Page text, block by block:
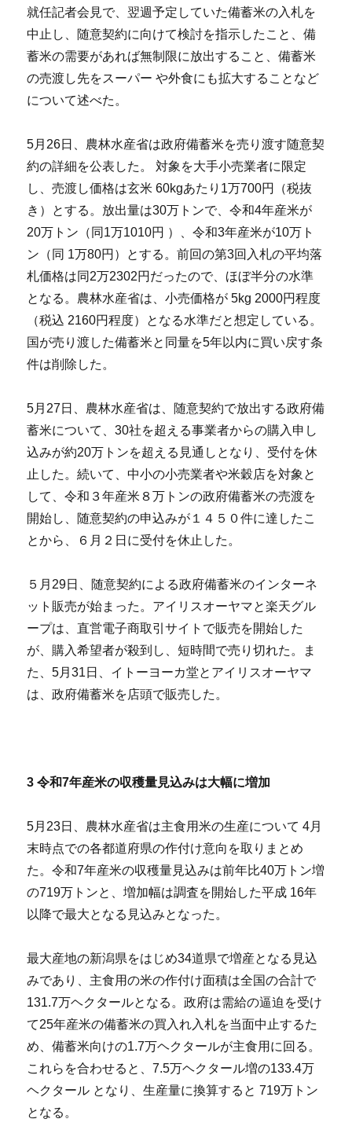
就任記者会見で、翌週予定していた備蓄米の入札を
中止し、随意契約に向けて検討を指示したこと、備
蓄米の需要があれば無制限に放出すること、備蓄米
の売渡し先をスーパー や外食にも拡大することなど
について述べた。
5月26日、農林水産省は政府備蓄米を売り渡す随意契
約の詳細を公表した。 対象を大手小売業者に限定
し、売渡し価格は玄米 60kgあたり1万700円（税抜
き）とする。放出量は30万トンで、令和4年産米が
20万トン（同1万1010円 ）、令和3年産米が10万ト
ン（同 1万80円）とする。前回の第3回入札の平均落
札価格は同2万2302円だったので、ほぼ半分の水準
となる。農林水産省は、小売価格が 5kg 2000円程度
（税込 2160円程度）となる水準だと想定している。
国が売り渡した備蓄米と同量を5年以内に買い戻す条
件は削除した。
5月27日、農林水産省は、随意契約で放出する政府備
蓄米について、30社を超える事業者からの購入申し
込みが約20万トンを超える見通しとなり、受付を休
止した。続いて、中小の小売業者や米穀店を対象と
して、令和３年産米８万トンの政府備蓄米の売渡を
開始し、随意契約の申込みが１４５０件に達したこ
とから、６月２日に受付を休止した。
５月29日、随意契約による政府備蓄米のインターネ
ット販売が始まった。アイリスオーヤマと楽天グル
ープは、直営電子商取引サイトで販売を開始した
が、購入希望者が殺到し、短時間で売り切れた。ま
た、5月31日、イトーヨーカ堂とアイリスオーヤマ
は、政府備蓄米を店頭で販売した。
3令和7年産米の収穫量見込みは大幅に増加
5月23日、農林水産省は主食用米の生産について 4月
末時点での各都道府県の作付け意向を取りまとめ
た。令和7年産米の収穫量見込みは前年比40万トン増
の719万トンと、増加幅は調査を開始した平成 16年
以降で最大となる見込みとなった。
最大産地の新潟県をはじめ34道県で増産となる見込
みであり、主食用の米の作付け面積は全国の合計で
131.7万ヘクタールとなる。政府は需給の逼迫を受け
て25年産米の備蓄米の買入れ入札を当面中止するた
め、備蓄米向けの1.7万ヘクタールが主食用に回る。
これらを合わせると、7.5万ヘクタール増の133.4万
ヘクタール となり、生産量に換算すると 719万トン
となる。